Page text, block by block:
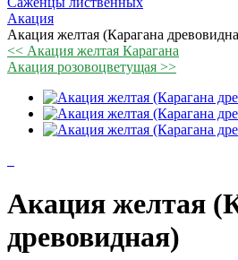
Акация
Акация желтая (Карагана
<< Акация желтая Карагана
Акация розовоцветущая >>
Акация желтая
древовидная)